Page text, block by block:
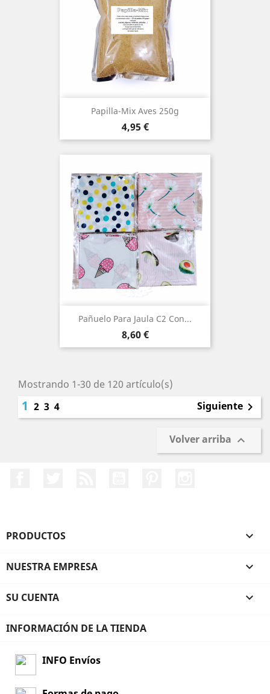
Papilla-Mix Aves 250g
Precio
4,95 €
Pañuelo Para Jaula C2 Con...
Precio
8,60 €
Mostrando 1-30 de 120 artículo(s)
1 2 3 4 Siguiente 
Volver arriba 
PRODUCTOS 
NUESTRA EMPRESA 
SU CUENTA 
INFORMACIÓN DE LA TIENDA
INFO Envíos